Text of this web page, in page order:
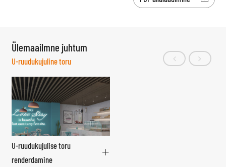
Ülemaailmne juhtum
U-ruudukujuline toru
U-ruudukujulise toru
renderdamine